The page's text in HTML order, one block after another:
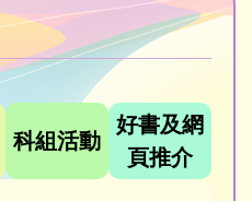
科組活動
好書及網
頁推介